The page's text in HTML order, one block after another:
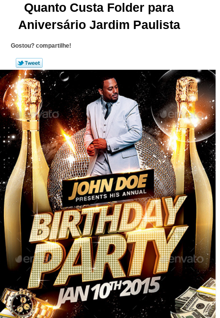
Quanto Custa Folder para
Aniversário Jardim Paulista
Gostou? compartilhe!